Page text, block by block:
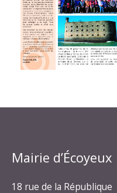
Mairie d’Écoyeux
18 rue de la République